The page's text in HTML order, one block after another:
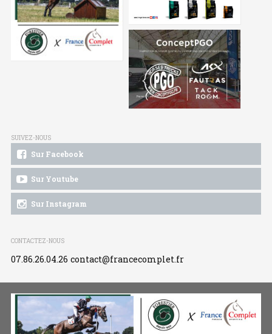
SUIVEZ-NOUS
Sur Facebook
Sur Youtube
Sur Instagram
CONTACTEZ-NOUS
07.86.26.04.26 contact@francecomplet.fr